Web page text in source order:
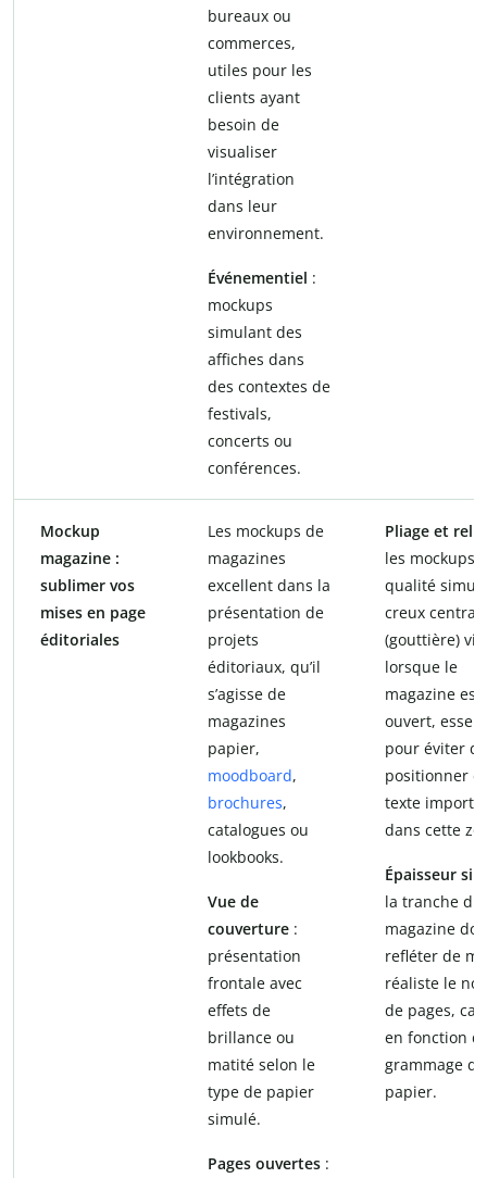
bureaux ou
commerces,
utiles pour les
clients ayant
besoin de
visualiser
l’intégration
dans leur
environnement.
Événementiel :
mockups
simulant des
affiches dans
des contextes de
festivals,
concerts ou
conférences.
Mockup
magazine :
sublimer vos
mises en page
éditoriales
Les mockups de
magazines
excellent dans la
présentation de
projets
éditoriaux, qu’il
s’agisse de
magazines
papier,
moodboard,
brochures,
catalogues ou
lookbooks.
Vue de
couverture :
présentation
frontale avec
effets de
brillance ou
matité selon le
type de papier
simulé.
Pages ouvertes :
Pliage et
les mockups
qualité
creux central
(gouttière)
lorsque le
magazine est
ouvert,
pour éviter de
positionner
texte
dans cette
Épaisseur
la tranche du
magazine doit
refléter de
réaliste le
de pages,
en fonction
grammage du
papier.